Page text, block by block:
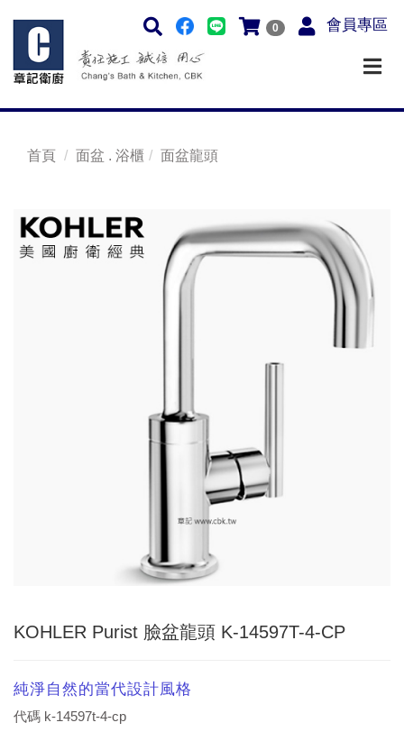
0 會員專區
首頁 面盆 . 浴櫃 面盆龍頭
KOHLER Purist 臉盆龍頭 K-14597T-4-CP
純淨自然的當代設計風格
代碼 k-14597t-4-cp